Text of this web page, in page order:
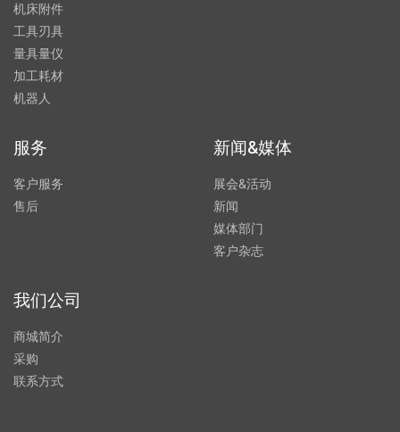
机床附件
工具刃具
量具量仪
加工耗材
机器人
服务
客户服务
售后
新闻&媒体
展会&活动
新闻
媒体部门
客户杂志
我们公司
商城简介
采购
联系方式